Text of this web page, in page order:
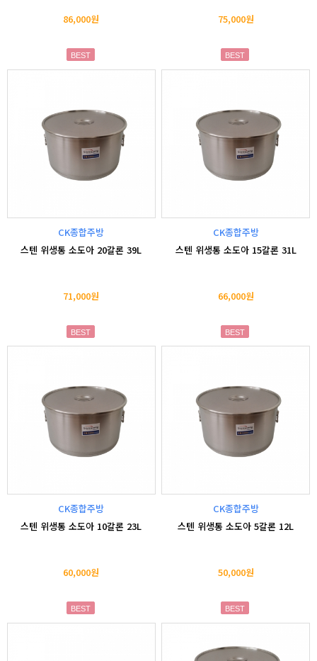
86,000원
BEST
75,000원
BEST
CK종합주방
스텐 위생통 소도아 20갈론 39L
71,000원
BEST
CK종합주방
스텐 위생통 소도아 15갈론 31L
66,000원
BEST
CK종합주방
스텐 위생통 소도아 10갈론 23L
60,000원
BEST
CK종합주방
스텐 위생통 소도아 5갈론 12L
50,000원
BEST